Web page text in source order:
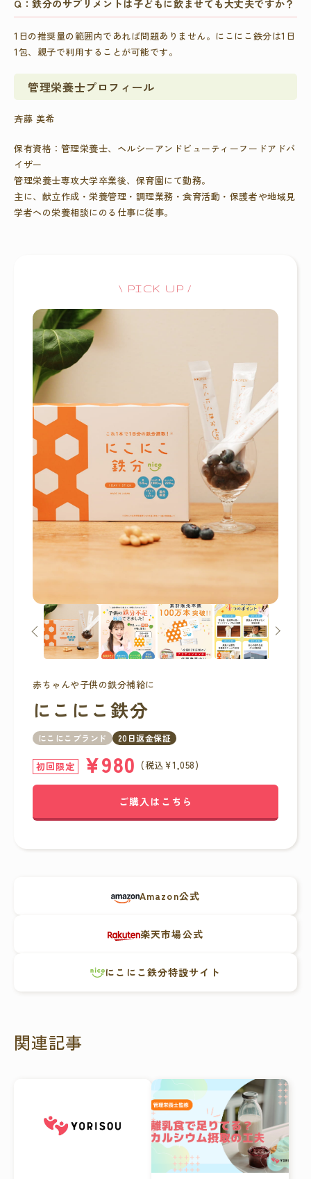
Q：鉄分のサプリメントは子どもに飲ませても大丈夫ですか？
1日の推奨量の範囲内であれば問題ありません。にこにこ鉄分は1日
1包、親子で利用することが可能です。
管理栄養士プロフィール
斉藤 美希
保有資格：管理栄養士、ヘルシーアンドビューティーフードアドバ
イザー
管理栄養士専攻大学卒業後、保育園にて勤務。
主に、献立作成・栄養管理・調理業務・食育活動・保護者や地域見
学者への栄養相談にのる仕事に従事。
\ PICK UP /
赤ちゃんや子供の鉄分補給に
にこにこ鉄分
にこにこブラ ンド 20日返金保証
初回限定 ¥980 (税込¥1,058)
ご購入はこちら
Amazon公式
楽天市場公式
にこにこ鉄分特設サイト
関連記事